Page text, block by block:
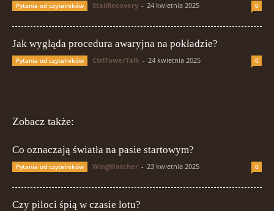
Pytania od czytelników StallRecovery - 24 kwietnia 2025 0
Jak wygląda procedura awaryjna na pokładzie?
Pytania od czytelników CtrlTowerTalk - 24 kwietnia 2025 0
Zobacz także:
Co oznaczają światła na pasie startowym?
Pytania od czytelników WingWatcher - 23 kwietnia 2025 0
Czy piloci śpią w czasie lotu?